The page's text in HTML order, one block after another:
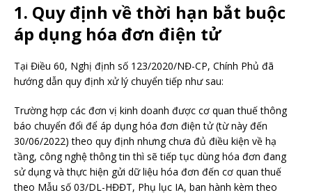
1. Quy định về thời hạn bắt buộc
áp dụng hóa đơn điện tử
Tại Điều 60, Nghị định số 123/2020/NĐ-CP, Chính Phủ đã
hướng dẫn quy định xử lý chuyển tiếp như sau:
Trường hợp các đơn vị kinh doanh được cơ quan thuế thông
báo chuyển đổi để áp dụng hóa đơn điện tử (từ này đến
30/06/2022) theo quy định nhưng chưa đủ điều kiện về hạ
tầng, công nghệ thông tin thì sẽ tiếp tục dùng hóa đơn đang
sử dụng và thực hiện gửi dữ liệu hóa đơn đến cơ quan thuế
theo Mẫu số 03/DL-HĐĐT, Phụ lục IA, ban hành kèm theo